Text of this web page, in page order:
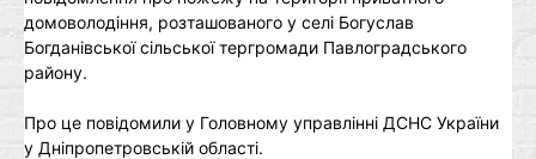
домоволодіння, розташованого у селі Богуслав
Богданівської сільської тергромади Павлоградського
району.
Про це повідомили у Головному управлінні ДСНС України
у Дніпропетровській області.